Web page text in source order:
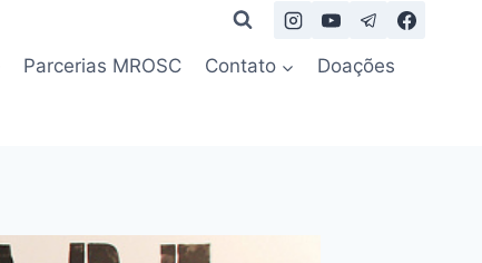
Parcerias MROSC Contato Doações